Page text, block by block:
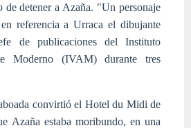
de detener a Azaña. "Un personaje
referencia a Urraca el dibujante
de publicaciones del Instituto
Moderno (IVAM) durante tres
convirtió el Hotel du Midi de
Azaña estaba moribundo, en una